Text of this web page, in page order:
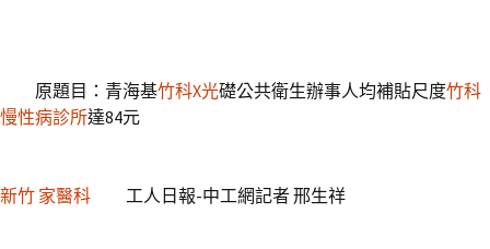
原題目：青海基竹科X光礎公共衛生辦事人均補貼尺度竹科
慢性病診所達84元
新竹 家醫科 工人日報-中工網記者 邢生祥